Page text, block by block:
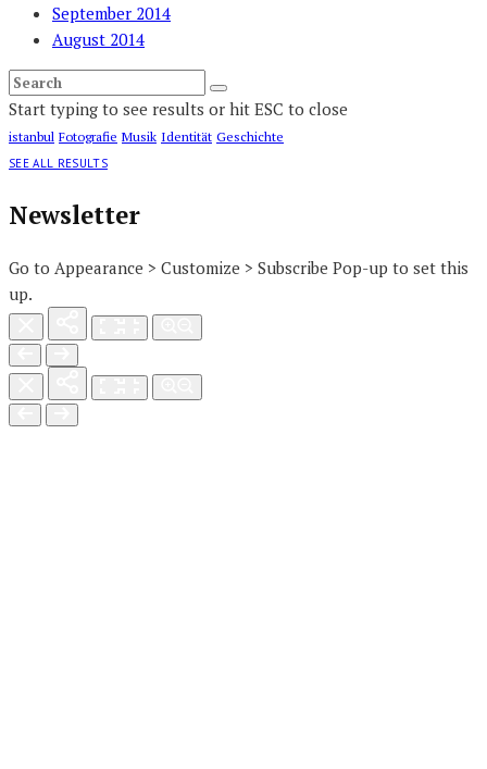
September 2014
August 2014
Start typing to see results or hit ESC to close
istanbul Fotografie Musik Identität Geschichte
SEE ALL RESULTS
Newsletter
Go to Appearance > Customize > Subscribe Pop-up to set this
up.